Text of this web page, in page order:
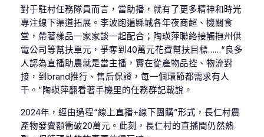
對于駐村任務隊員而言，當助播，就有了更多精神和時光
專注線下渠道拓展。李波跑遍縣城各年夜商超、機關食
堂，帶著樣品一家家談一起配合；陶瑛萍聯絡接觸撫州供
電公司等幫扶單元，爭奪到40萬元花費幫扶目標……“良多
人認為直播助農就是當主播，實在從產物品控、物流對
接，到brand推行、售后保證，每一個環節都需求有人
干。”陶瑛萍翻看著手機里的任務群記載說。
2024年，經由過程“線上直播+線下團購”形式，長仁村農
產物發賣額衝破20萬元。此刻，長仁村的直播間仍然熱